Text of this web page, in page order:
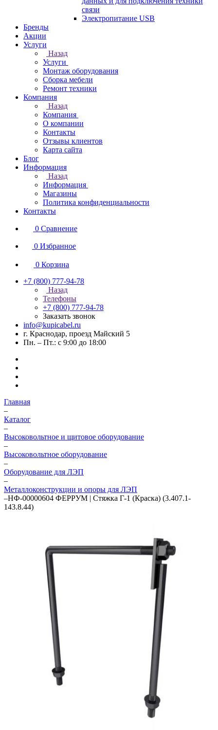
связи
Электропитание USB
Бренды
Акции
Услуги
Назад
Услуги
Монтаж оборудования
Сборка мебели
Ремонт техники
Компания
Назад
Компания
О компании
Контакты
Отзывы клиентов
Карта сайта
Блог
Информация
Назад
Информация
Магазины
Политика конфиденциальности
Контакты
0 Сравнение
0 Избранное
0 Корзина
+7 (800) 777-94-78
Назад
Телефоны
+7 (800) 777-94-78
Заказать звонок
info@kupicabel.ru
г. Краснодар, проезд Майский 5
Пн. – Пт.: с 9:00 до 18:00
Главная
–
Каталог
–
Высоковольтное и щитовое оборудование
–
Высоковольтное оборудование
–
Оборудование для ЛЭП
–
Металлоконструкции и опоры для ЛЭП
–НФ-00000604 ФЕРРУМ | Стяжка Г-1 (Краска) (3.407.1-
143.8.44)